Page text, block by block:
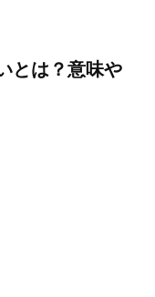
とは？意味や